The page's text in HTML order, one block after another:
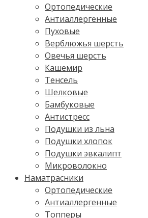
Ортопедические
Антиаллергенные
Пуховые
Верблюжья шерсть
Овечья шерсть
Кашемир
Тенсель
Шелковые
Бамбуковые
Антистресс
Подушки из льна
Подушки хлопок
Подушки эвкалипт
Микроволокно
Наматрасники
Ортопедические
Антиаллергенные
Топперы